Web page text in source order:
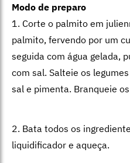
Modo de preparo
1. Corte o palmito em
palmito, fervendo por um
seguida com água gelada,
com sal. Salteie os
sal e pimenta. Branqueie
2. Bata todos os
liquidificador e aqueça.